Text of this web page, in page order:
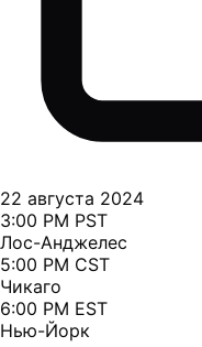
22 августа 2024
3:00 PM PST
Лос-Анджелес
5:00 PM CST
Чикаго
6:00 PM EST
Нью-Йорк